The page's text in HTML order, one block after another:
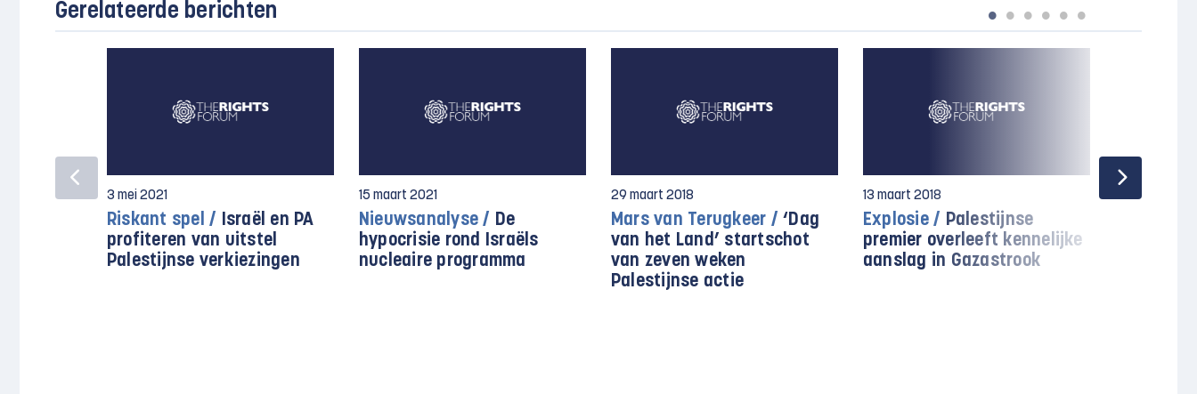
Gerelateerde berichten
3 mei 2021
Riskant spel / Israël en PA
profiteren van uitstel
Palestijnse verkiezingen
15 maart 2021
Nieuwsanalyse / De
hypocrisie rond Israëls
nucleaire programma
29 maart 2018
Mars van Terugkeer / ‘Dag
van het Land’ startschot
van zeven weken
Palestijnse actie
13 maart 2018
Explosie / Palestijnse
premier overleeft kennelijke
aanslag in Gazastrook
6 augustus